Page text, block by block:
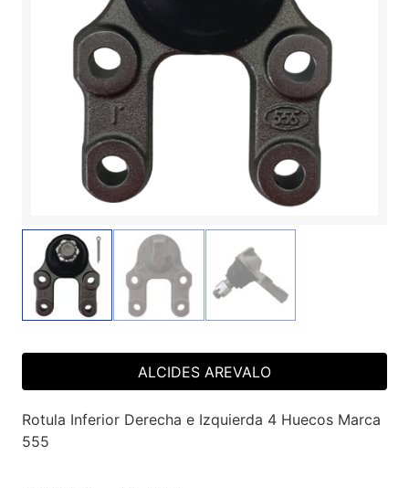
ALCIDES AREVALO
Rotula Inferior Derecha e Izquierda 4 Huecos Marca
555